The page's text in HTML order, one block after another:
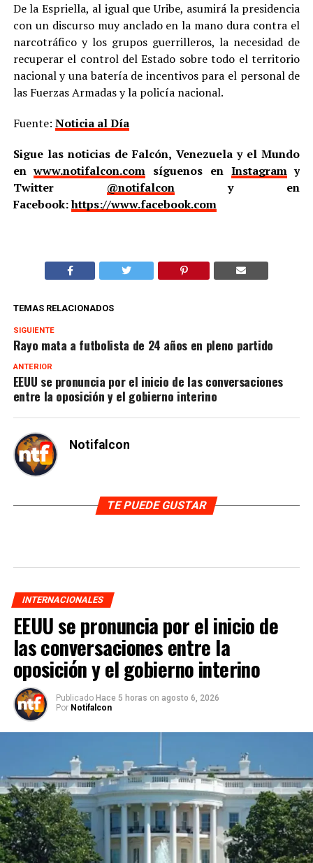
De la Espriella, al igual que Uribe, asumirá la presidencia
con un discurso muy anclado en la mano dura contra el
narcotráfico y los grupos guerrilleros, la necesidad de
recuperar el control del Estado sobre todo el territorio
nacional y una batería de incentivos para el personal de
las Fuerzas Armadas y la policía nacional.
Fuente: Noticia al Día
Sigue las noticias de Falcón, Venezuela y el Mundo
enwww.notifalcon.com síguenos en Instagramy
Twitter @notifalcony en
Facebook:https://www.facebook.com
TEMAS RELACIONADOS
SIGUIENTE
Rayo mata a futbolista de 24 años en pleno partido
ANTERIOR
EEUU se pronuncia por el inicio de las conversaciones
entre la oposición y el gobierno interino
Notifalcon
TE PUEDE GUSTAR
INTERNACIONALES
EEUU se pronuncia por el inicio de
las conversaciones entre la
oposición y el gobierno interino
Publicado Hace 5 horas on agosto 6, 2026
Por Notifalcon